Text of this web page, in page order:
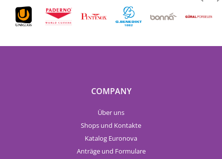
COMPANY
Über uns
Shops und Kontakte
Katalog Euronova
Anträge und Formulare